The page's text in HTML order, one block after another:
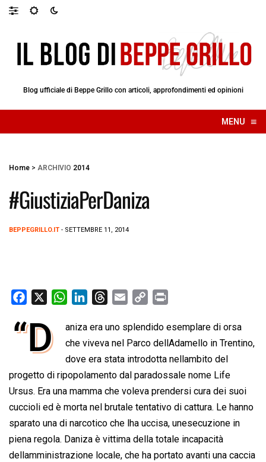
Blog ufficiale di Beppe Grillo con articoli, approfondimenti ed opinioni
MENU ≡
☰
Home > ARCHIVIO 2014
#GiustiziaPerDaniza
BEPPEGRILLO.IT - SETTEMBRE 11, 2014
c
o
o
k
W
a
t
s
A
p
p
n
k
e
d
I
n
r
e
a
d
s
a
i
l
p
y
L
i
n
k
i
n
t
“D
aniza era uno splendido esemplare di orsa
che viveva nel Parco dellAdamello in Trentino,
dove era stata introdotta nellambito del
progetto di ripopolamento dal paradossale nome Life
Ursus. Era una mamma che voleva prendersi cura dei suoi
cuccioli ed è morta nel brutale tentativo di cattura. Le hanno
sparato una di narcotico che lha uccisa, unesecuzione in
piena regola. Daniza è vittima della totale incapacità
dellamministrazione locale, che ha portato avanti una caccia